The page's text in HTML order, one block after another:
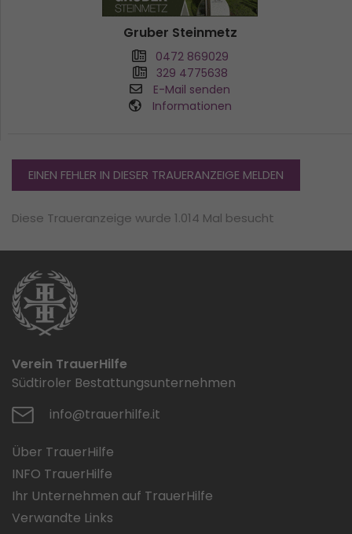
Gruber Steinmetz
0472 869029
329 4775638
E-Mail senden
Informationen
EINEN FEHLER IN DIESER TRAUERANZEIGE MELDEN
Diese Traueranzeige wurde 1.014 Mal besucht
Verein TrauerHilfe
Südtiroler Bestattungsunternehmen
info@trauerhilfe.it
Über TrauerHilfe
INFO TrauerHilfe
Ihr Unternehmen auf TrauerHilfe
Verwandte Links